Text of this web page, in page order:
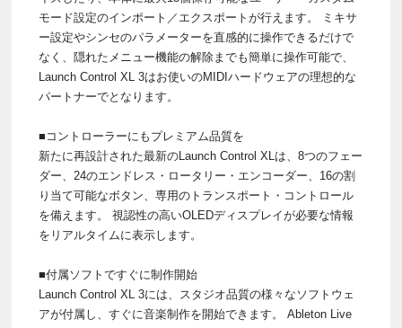
モード設定のインポート／エクスポートが行えます。 ミキサ
ー設定やシンセのパラメーターを直感的に操作できるだけで
なく、隠れたメニュー機能の解除までも簡単に操作可能で、
Launch Control XL 3はお使いのMIDIハードウェアの理想的な
パートナーでとなります。
■コントローラーにもプレミアム品質を
新たに再設計された最新のLaunch Control XLは、8つのフェー
ダー、24のエンドレス・ロータリー・エンコーダー、16の割
り当て可能なボタン、専用のトランスポート・コントロール
を備えます。 視認性の高いOLEDディスプレイが必要な情報
をリアルタイムに表示します。
■付属ソフトですぐに制作開始
Launch Control XL 3には、スタジオ品質の様々なソフトウェ
アが付属し、すぐに音楽制作を開始できます。 Ableton Live